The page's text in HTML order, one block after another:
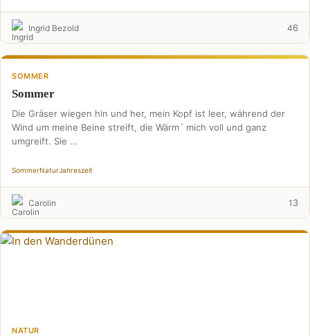
Ingrid Bezold 46
SOMMER
Sommer
Die Gräser wiegen hin und her, mein Kopf ist leer, während der
Wind um meine Beine streift, die Wärm´ mich voll und ganz
umgreift. Sie …
SommerNaturJahreszeit
Carolin 1 3
NATUR